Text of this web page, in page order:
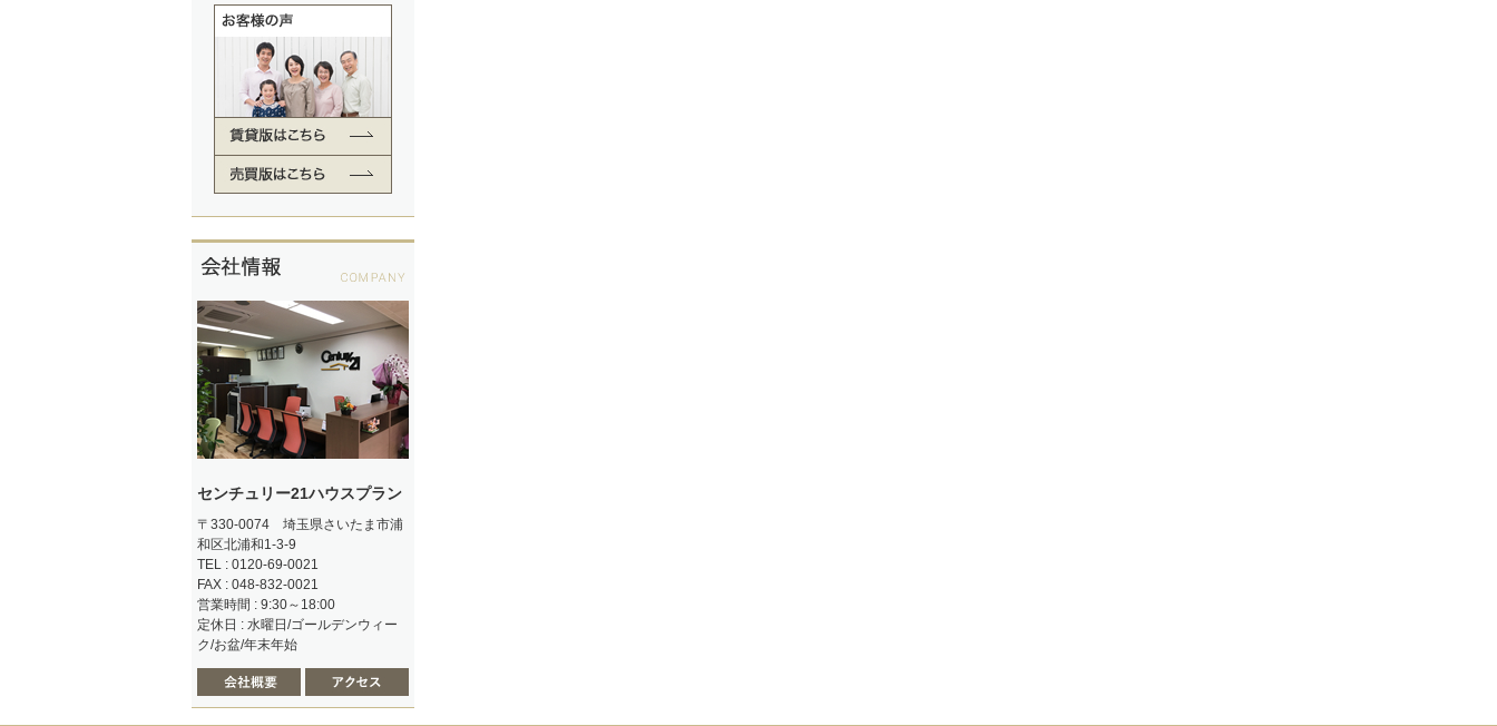
センチュリー21ハウスプラン
〒330-0074 埼玉県さいたま市浦
和区北浦和1-3-9
TEL : 0120-69-0021
FAX : 048-832-0021
営業時間 : 9:30～18:00
定休日 : 水曜日/ゴールデンウィー
ク/お盆/年末年始